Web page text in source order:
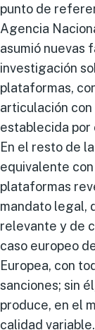
punto de
Agencia
asumió nuevas
investigación
plataformas,
articulación
establecida por
En el resto de
equivalente
plataformas
mandato legal,
relevante y de
caso europeo
Europea, con
sanciones; sin
produce, en el
calidad variable.